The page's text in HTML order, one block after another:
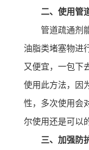
二、使用管
管道疏通剂
油脂类堵塞物进
又便宜，一包下
使用此方法，因
性，多次使用会
尔使用还是可以
三、加强防